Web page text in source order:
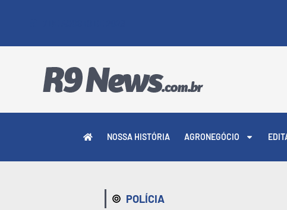
NOSSA HISTÓRIA AGRONEGÓCIO
POLÍCIA